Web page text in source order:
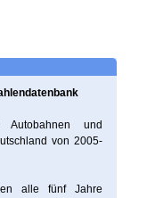
Autobahnen und
von 2005-
alle fünf Jahre